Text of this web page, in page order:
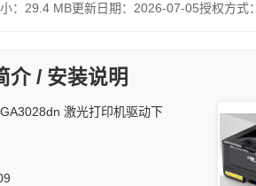
： 29.4 MB更新日期： 2026-07-05授权方式
介 / 安装说明
激光打印机驱动下